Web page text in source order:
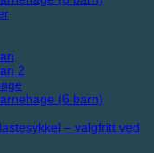
2
(6 barn)
– valgfritt ved